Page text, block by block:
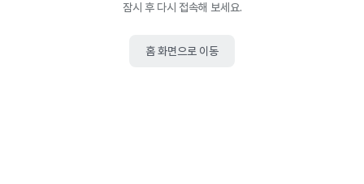
잠시 후 다시 접속해 보세요.
홈 화면으로 이동